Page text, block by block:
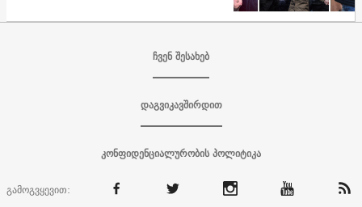
ჩვენ შესახებ
დაგვიკავშირდით
კონფიდენციალურობის პოლიტიკა
გამოგვყევით: